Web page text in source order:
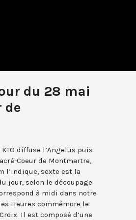
du 28 mai
de
diffuse l’Angelus puis
Coeur de Montmartre,
l’indique, sexte est la
jour, selon le découpage
à midi dans notre
Heures commémore le
Il est composé d’une